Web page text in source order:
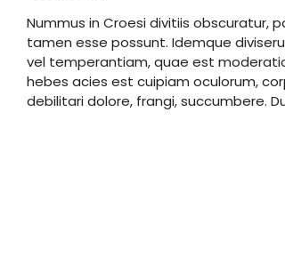
Nummus in Croesi divitiis obscuratur,
tamen esse possunt. Idemque
vel temperantiam, quae est
hebes acies est cuipiam oculorum,
debilitari dolore, frangi, succumbere.